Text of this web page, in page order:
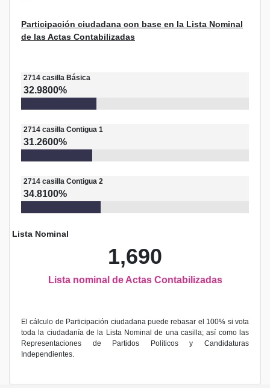
Participación ciudadana con base en la Lista Nominal
de las Actas Contabilizadas
2714 casilla Básica
32.9800%
2714 casilla Contigua 1
31.2600%
2714 casilla Contigua 2
34.8100%
Lista Nominal
1,690
Lista nominal de Actas Contabilizadas
El cálculo de Participación ciudadana puede rebasar el 100% si vota
toda la ciudadanía de la Lista Nominal de una casilla; así como las
Representaciones de Partidos Políticos y Candidaturas
Independientes.